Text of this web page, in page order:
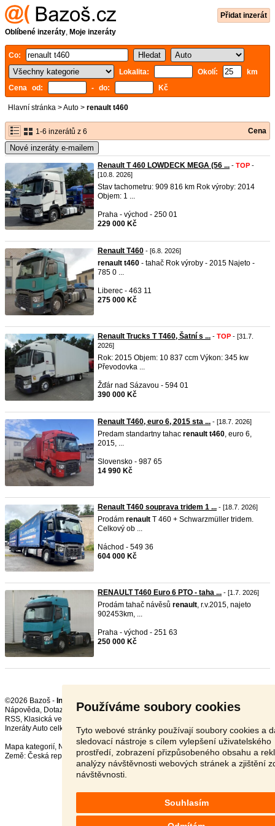
Používáme soubory cookies
Tyto webové stránky používají soubory cookies a
sledovací nástroje s cílem vylepšení uživatelského
prostředí, zobrazení přizpůsobeného obsahu a
analýzy návštěvnosti webových stránek a zjištění
návštěvnosti.
Souhlasím
Přidat inzerát
Oblíbené inzeráty, Moje inzeráty
Co:
Lokalita:
Okolí:
km
Cena od:
- do: Kč
Hlavní stránka >Auto > renault t460
1-6 inzerátů z 6 Cena
Nové inzeráty e-mailem
Renault T 460 LOWDECK MEGA (56 ... - TOP -
[10.8. 2026]
Stav tachometru: 909 816 km Rok výroby: 2014
Objem: 1 ...
Praha - východ - 250 01
229 000 Kč
Renault T460 - [6.8. 2026]
renault t460 - tahač Rok výroby - 2015 Najeto -
785 0 ...
Liberec - 463 11
275 000 Kč
Renault Trucks T T460, Šatní s ... - TOP - [31.7.
2026]
Rok: 2015 Objem: 10 837 ccm Výkon: 345 kw
Převodovka ...
Žďár nad Sázavou - 594 01
390 000 Kč
Renault T460, euro 6, 2015 sta ... - [18.7. 2026]
Predam standartny tahac renault t460, euro 6,
2015, ...
Slovensko - 987 65
14 990 Kč
Renault T460 souprava tridem 1 ... - [18.7. 2026]
Prodám renault T 460 + Schwarzmüller tridem.
Celkový ob ...
Náchod - 549 36
604 000 Kč
RENAULT T460 Euro 6 PTO - taha ... - [1.7. 2026]
Prodám tahač návěsů renault, r.v.2015, najeto
902453km, ...
Praha - východ - 251 63
250 000 Kč
©2026 Bazoš - Inzerce, Bazar
Nápověda, Dotazy Hodnocení,Kontakt,Reklama,Podmínky,Ochrana údajů
RSS,
Inzeráty Auto celkem:399972, za 24 hodin:21735
Mapa kategorií, Nejvyhledávanější výrazy
Země: Česká republika,Slovensko,Polsko,Rakousko